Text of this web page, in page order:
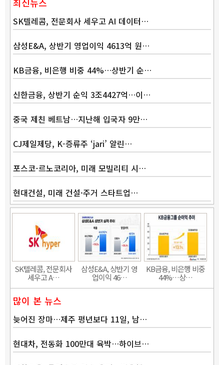
최신뉴스
SK텔레콤, 전문회사 세우고 AI 데이터…
삼성E&A, 상반기 영업이익 4613억 원…
KB금융, 비은행 비중 44%…상반기 순…
신한금융, 상반기 순익 3조4427억…이…
중국 제친 베트남…지난해 입국자 9만…
CJ제일제당, K-증류주 ‘jari’ 알린…
포스코-르노코리아, 미래 모빌리티 시…
현대건설, 미래 건설·주거 스타트업…
SK텔레콤, 전문회사
세우고 A…
삼성E&A, 상반기 영
업이익 46…
KB금융, 비은행 비중
44%…상…
많이 본 뉴스
늦어진 장마…제주 평년보다 11일, 남…
현대차, 전동화 100만대 육박…하이브…